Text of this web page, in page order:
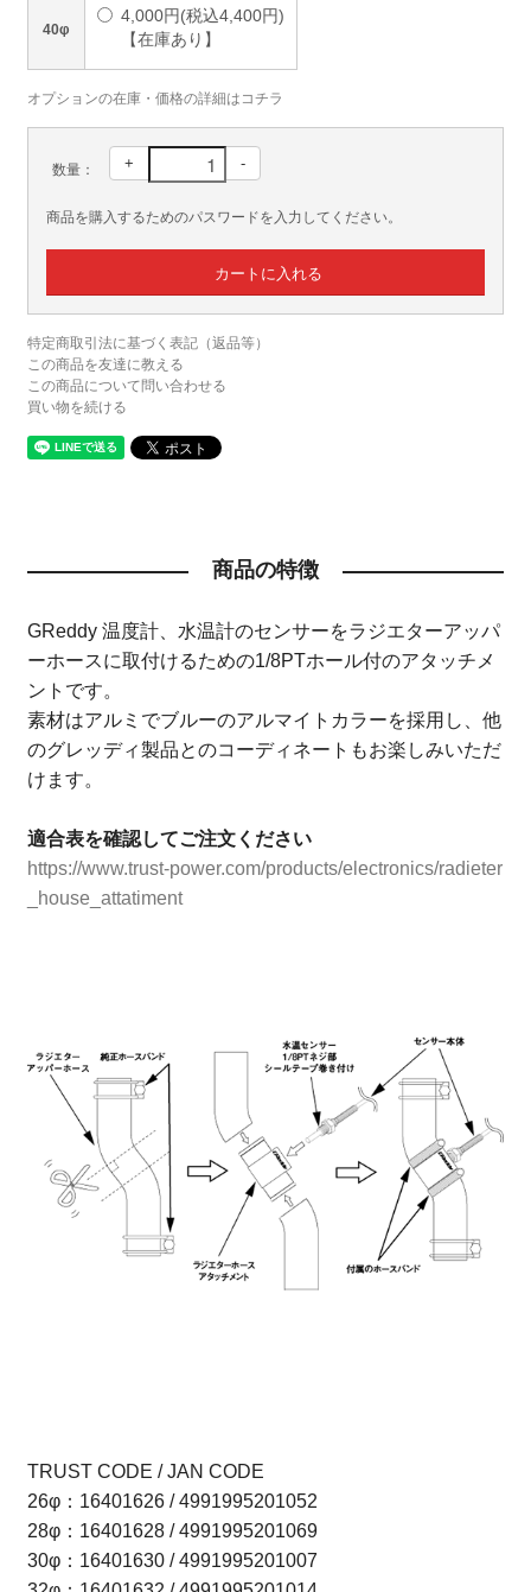
40φ
4,000円(税込4,400円)
【在庫あり】
オプションの在庫・価格の詳細はコチラ
数量： + -
商品を購入するためのパスワードを入力してください。
特定商取引法に基づく表記（返品等）
この商品を友達に教える
この商品について問い合わせる
買い物を続ける
商品の特徴
GReddy 温度計、水温計のセンサーをラジエターアッパ
ーホースに取付けるための1/8PTホール付のアタッチメ
ントです。
素材はアルミでブルーのアルマイトカラーを採用し、他
のグレッディ製品とのコーディネートもお楽しみいただ
けます。
適合表を確認してご注文ください
https://www.trust-power.com/products/electronics/radieter
_house_attatiment
TRUST CODE / JAN CODE
26φ：16401626 / 4991995201052
28φ：16401628 / 4991995201069
30φ：16401630 / 4991995201007